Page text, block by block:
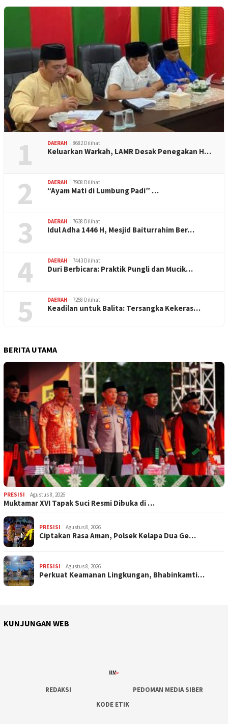
1 DAERAH 8682 Dilihat
Keluarkan Warkah, LAMR Desak Penegakan H…
2 DAERAH 7908 Dilihat
“Ayam Mati di Lumbung Padi” …
3 DAERAH 7638 Dilihat
Idul Adha 1446 H, Mesjid Baiturrahim Ber…
4 DAERAH 7443 Dilihat
Duri Berbicara: Praktik Pungli dan Mucik…
5 DAERAH 7258 Dilihat
Keadilan untuk Balita: Tersangka Kekeras…
BERITA UTAMA
PRESISI Agustus 8, 2026
Muktamar XVI Tapak Suci Resmi Dibuka di …
PRESISI Agustus 8, 2026
Ciptakan Rasa Aman, Polsek Kelapa Dua Ge…
PRESISI Agustus 8, 2026
Perkuat Keamanan Lingkungan, Bhabinkamti…
KUNJUNGAN WEB
REDAKSI
PEDOMAN MEDIA SIBER
KODE ETIK